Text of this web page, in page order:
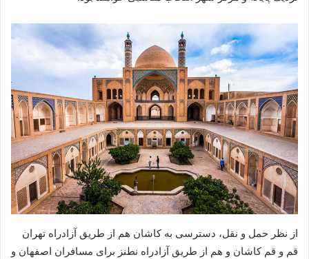
از نظر حمل و نقل، دسترسی به کاشان هم از طریق آزادراه تهران
قم و قم کاشان و هم از طریق آزادراه نطنز برای مسافران اصفهان و